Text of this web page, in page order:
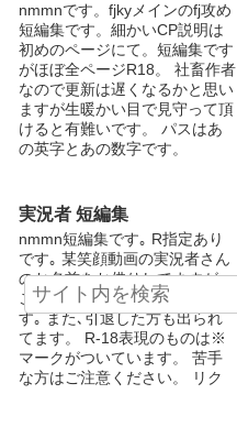
nmmnです。fjkyメインのfj攻め
短編集です。細かいCP説明は
初めのページにて。短編集です
がほぼ全ページR18。 社畜作者
なので更新は遅くなるかと思い
ますが生暖かい目で見守って頂
けると有難いです。 パスはあ
の英字とあの数字です。
実況者 短編集
nmmn短編集です｡ R指定あり
です｡ 某笑顔動画の実況者さん
のお名前をお借りしてますが、
ご本人様とは全くの無関係で
す｡ また､引退した方も出られ
てます。 R-18表現のものは※
マークがついています。 苦手
な方はご注意ください。 リク